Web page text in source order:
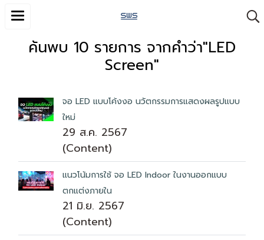
ค้นพบ 10 รายการ จากคำว่า"LED
Screen"
จอ LED แบบโค้งงอ นวัตกรรมการแสดงผลรูปแบบ
ใหม่
29 ส.ค. 2567
(Content)
แนวโน้มการใช้ จอ LED Indoor ในงานออกแบบ
ตกแต่งภายใน
21 มิ.ย. 2567
(Content)